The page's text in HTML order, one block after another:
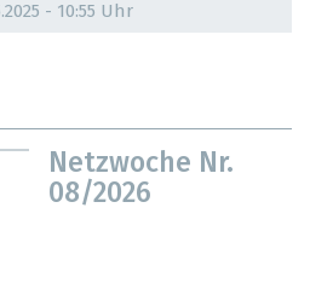
- 10:55 Uhr
Netzwoche Nr.
08/2026